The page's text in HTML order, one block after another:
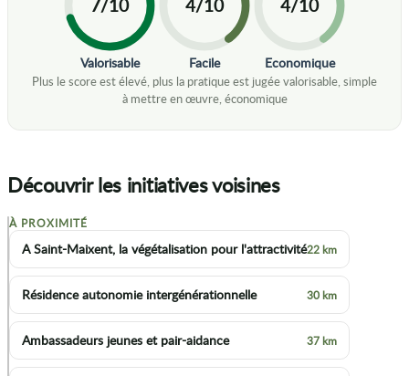
Valorisable Facile Economique
Découvrir les initiatives voisines
+
−
À PROXIMITÉ
A Saint-Maixent, la végétalisation pour l'attractivité22 km
Résidence autonomie intergénérationnelle 30 km
Ambassadeurs jeunes et pair-aidance 37 km